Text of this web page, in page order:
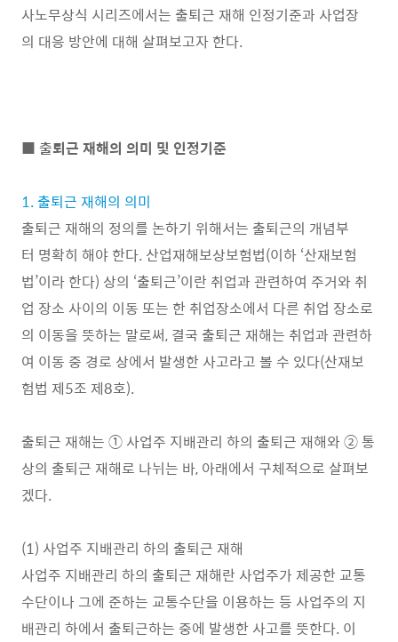
사노무상식 시리즈에서는 출퇴근 재해 인정기준과 사업장
의 대응 방안에 대해 살펴보고자 한다.
■ 출퇴근 재해의 의미 및 인정기준
1. 출퇴근 재해의 의미
출퇴근 재해의 정의를 논하기 위해서는 출퇴근의 개념부
터 명확히 해야 한다. 산업재해보상보험법(이하 ‘산재보험
법’이라 한다) 상의 ‘출퇴근’이란 취업과 관련하여 주거와 취
업 장소 사이의 이동 또는 한 취업장소에서 다른 취업 장소로
의 이동을 뜻하는 말로써, 결국 출퇴근 재해는 취업과 관련하
여 이동 중 경로 상에서 발생한 사고라고 볼 수 있다(산재보
험법 제5조 제8호).
출퇴근 재해는 ① 사업주 지배관리 하의 출퇴근 재해와 ② 통
상의 출퇴근 재해로 나뉘는 바, 아래에서 구체적으로 살펴보
겠다.
(1) 사업주 지배관리 하의 출퇴근 재해
사업주 지배관리 하의 출퇴근 재해란 사업주가 제공한 교통
수단이나 그에 준하는 교통수단을 이용하는 등 사업주의 지
배관리 하에서 출퇴근하는 중에 발생한 사고를 뜻한다. 이